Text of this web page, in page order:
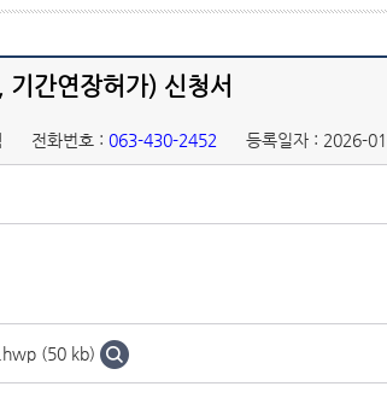
간연장허가) 신청서
전화번호 : 063-430-2452 등록일자 : 2026-
.hwp (50 kb)